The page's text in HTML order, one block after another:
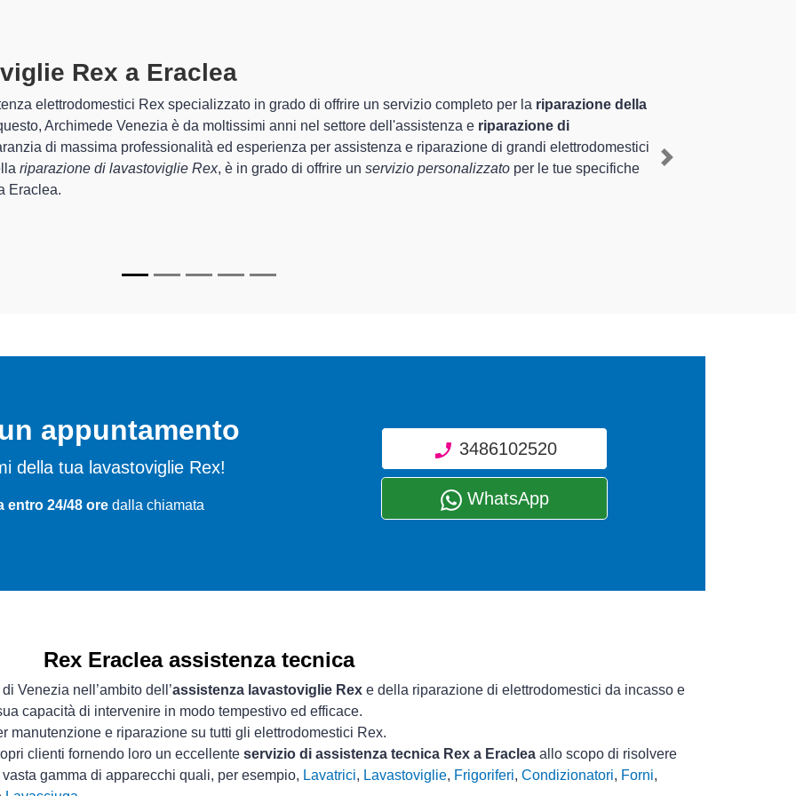
Rex A Eracleaspecializzati altamente preparati
Venezia sono in grado di garantire al cliente esperienza pluriennale nel territorio di Eraclea e provincia per
e la riparazione della tua lavastoviglie Rex a Eraclea, mediante il ripristino rapido del corretto
di Archimede Venezia sono in grado di fornire interventi di diverse tipologie sugli elettrodomestici da riparare
e durare a lungo nel tempo.
Next
appuntamento
della tua lavastoviglie Rex!
entro 24/48 oredalla chiamata
3486102520
WhatsApp
Rex Eraclea assistenza tecnica
Venezia nell’ambito dell’assistenza lavastoviglie Rex e della riparazione di elettrodomestici da incasso e
capacità di intervenire in modo tempestivo ed efficace.
manutenzione e riparazione su tutti gli elettrodomestici Rex.
clienti fornendo loro un eccellente servizio di assistenza tecnica Rex a Eraclea allo scopo di risolvere
gamma di apparecchi quali, per esempio, Lavatrici, Lavastoviglie, Frigoriferi, Condizionatori, Forni,